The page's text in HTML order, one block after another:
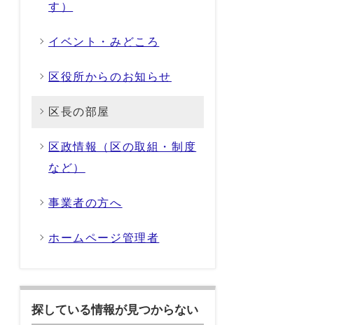
す）
イベント・みどころ
区役所からのお知らせ
区長の部屋
区政情報（区の取組・制度
など）
事業者の方へ
ホームページ管理者
探している情報が見つからない